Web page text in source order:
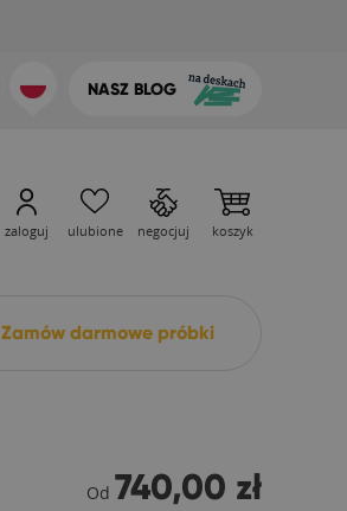
NASZ BLOG
zaloguj ulubione negocjuj koszyk
Zamów darmowe próbki
Od 740,00 zł